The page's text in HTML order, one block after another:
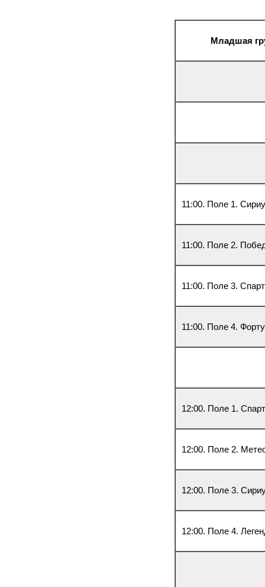
Младшая
11:00. Поле 1.
11:00. Поле 2.
11:00. Поле 3.
11:00. Поле 4.
12:00. Поле 1.
12:00. Поле 2.
12:00. Поле 3.
12:00. Поле 4.